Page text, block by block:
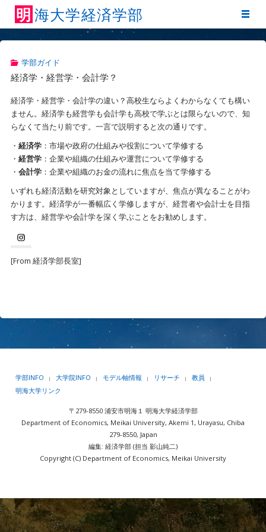
明 海大学経済学部
学部ガイド
経済学・経営学・会計学？
経済学・経営学・会計学の違い？高校生ならよくわからなくても構い
ません。経済学も経営学も会計学も高校で学ぶとは限らないので、知
らなくて当たり前です。一言で説明すると次の通りです。
・ 経済学：市場や政府の仕組みや役割について学修する
・ 経営学：企業や組織の仕組みや運営について学修する
・ 会計学：企業や組織のお金の流れに焦点を当て学修する
いずれも経済活動を研究対象としていますが、焦点が異なることがわ
かります。経済学が一番幅広く学修しますが、経営者や会計士を目指
す方は、経営学や会計学を深く学ぶことをお勧めします。
[From 経済学部長室]
学部INFO | 大学院INFO | モデル軸情報 | リサーチ | 教員 |
明海大学リンク
〒279-8550 浦安市明海１ 明海大学経済学部
Department of Economics, Meikai University, Akemi 1, Urayasu, Chiba
279-8550, Japan
編集: 経済学部 (担当 影山純二)
Copyright (C) Department of Economics, Meikai University